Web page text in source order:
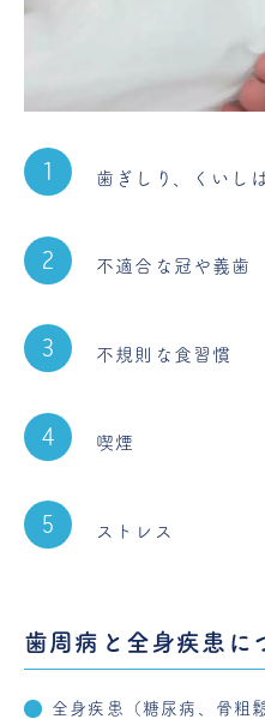
歯ぎしり、くいし
不適合な冠や義歯
不規則な食習慣
喫煙
ストレス
歯周病と全身疾患に
全身疾患（糖尿病、骨粗